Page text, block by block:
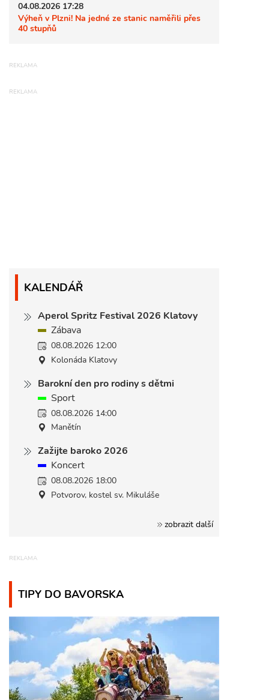
04.08.2026 17:28
Výheň v Plzni! Na jedné ze stanic naměřili přes
40 stupňů
KALENDÁŘ
Aperol Spritz Festival 2026 Klatovy
Zábava
08.08.2026 12:00
Kolonáda Klatovy
Barokní den pro rodiny s dětmi
Sport
08.08.2026 14:00
Manětín
Zažijte baroko 2026
Koncert
08.08.2026 18:00
Potvorov, kostel sv. Mikuláše
zobrazit další
TIPY DO BAVORSKA